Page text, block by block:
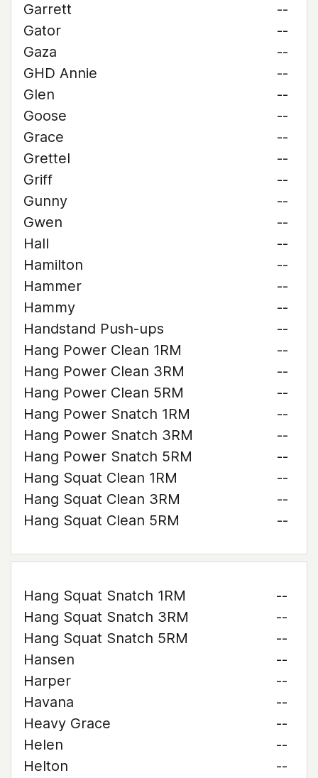
Garrett
--
Gator
--
Gaza
--
GHD Annie
--
Glen
--
Goose
--
Grace
--
Grettel
--
Griff
--
Gunny
--
Gwen
--
Hall
--
Hamilton
--
Hammer
--
Hammy
--
Handstand Push-ups
--
Hang Power Clean 1RM
--
Hang Power Clean 3RM
--
Hang Power Clean 5RM
--
Hang Power Snatch 1RM
--
Hang Power Snatch 3RM
--
Hang Power Snatch 5RM
--
Hang Squat Clean 1RM
--
Hang Squat Clean 3RM
--
Hang Squat Clean 5RM
--
Hang Squat Snatch 1RM
--
Hang Squat Snatch 3RM
--
Hang Squat Snatch 5RM
--
Hansen
--
Harper
--
Havana
--
Heavy Grace
--
Helen
--
Helton
--